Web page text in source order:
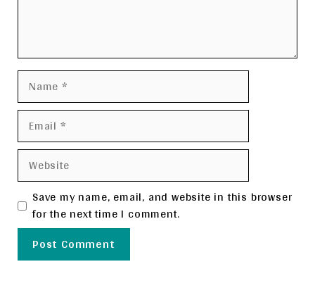
Name
Email
Website
Save my name, email, and website in this browser
for the next time I comment.